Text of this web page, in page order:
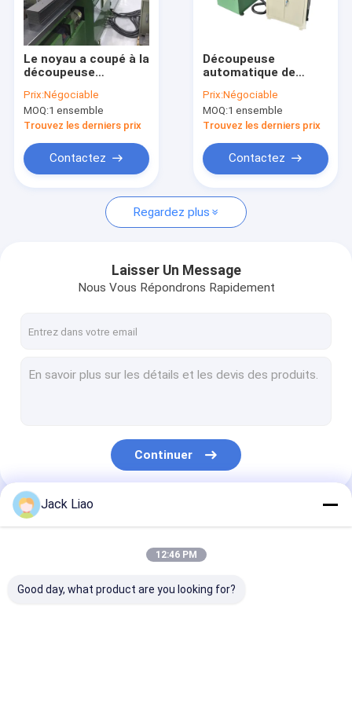
À propos de nous
Visite de l'usine
Contactez-nous
Nouvelles
Demander un devis
Éolienne d'aluminium de transformateur
La bobineuse de transformateur
Noyau de transformateur empilant le Tableau
Aileron ondulé formant la machine
Le noyau a coupé à la
découpeuse
noyau de longueur
faisant la jambe de
coeur du réacteur
Prix:Négociable
MOQ:1 ensemble
Trouvez les derniers prix
Contactez
Découpeuse
automatique de
noyau de bande en
acier de silicium
faisant le réacteur
Prix:Négociable
MOQ:1 ensemble
Trouvez les derniers prix
Contactez
Regardez plus
Laisser Un Message
Nous Vous Répondrons Rapidement
Continuer
Nos Catégories
Jack Liao
12:46 PM
Good day, what product are you looking for?